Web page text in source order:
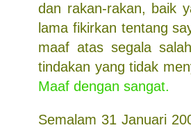
dan rakan-rakan, baik
lama fikirkan tentang
maaf atas segala
tindakan yang tidak
Maaf dengan sangat.
Semalam 31 Januari